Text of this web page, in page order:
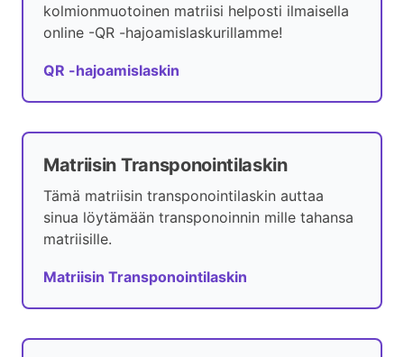
kolmionmuotoinen matriisi helposti ilmaisella
online -QR -hajoamislaskurillamme!
QR -hajoamislaskin
Matriisin Transponointilaskin
Tämä matriisin transponointilaskin auttaa
sinua löytämään transponoinnin mille tahansa
matriisille.
Matriisin Transponointilaskin